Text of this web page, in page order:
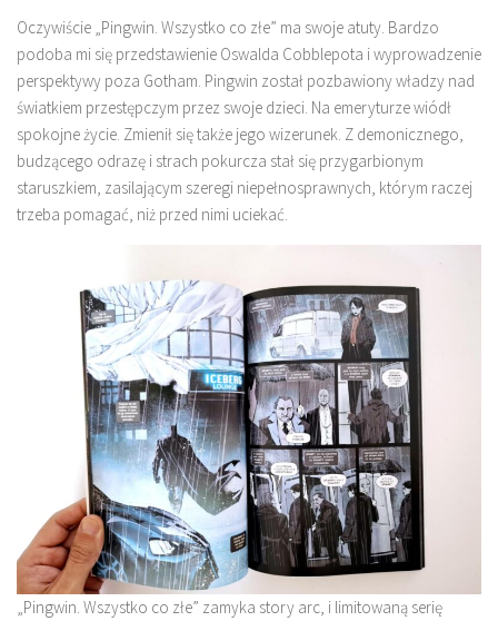
Oczywiście „Pingwin. Wszystko co złe” ma swoje atuty. Bardzo
podoba mi się przedstawienie Oswalda Cobblepota i wyprowadzenie
perspektywy poza Gotham. Pingwin został pozbawiony władzy nad
światkiem przestępczym przez swoje dzieci. Na emeryturze wiódł
spokojne życie. Zmienił się także jego wizerunek. Z demonicznego,
budzącego odrazę i strach pokurcza stał się przygarbionym
staruszkiem, zasilającym szeregi niepełnosprawnych, którym raczej
trzeba pomagać, niż przed nimi uciekać.
„Pingwin. Wszystko co złe” zamyka story arc, i limitowaną serię